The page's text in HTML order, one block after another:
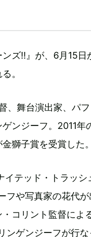
ズ!!』が、6月15日
。
、舞台演出家、パ
ンジーフ。2011年
獅子賞を受賞した。
イテッド・トラッシ
フや写真家の花代が
コリント監督によ
ンゲンジーフが行な